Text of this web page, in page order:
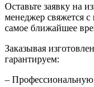
Оставьте заявку на
менеджер свяжется с
самое ближайшее
Заказывая
гарантируем:
–